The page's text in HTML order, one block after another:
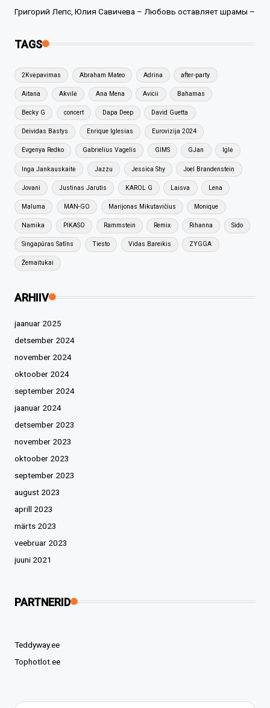
Григорий Лепс, Юлия Савичева – Любовь оставляет шрамы –
TAGS
2Kvėpavimas Abraham Mateo Adrina after-party
Aitana Akvilė Ana Mena Avicii Bahamas
Becky G concert Dapa Deep David Guetta
Deividas Bastys Enrique Iglesias Eurovizija 2024
Evgenya Redko Gabrielius Vagelis GIMS GJan Iglė
Inga Jankauskaitė Jazzu Jessica Shy Joel Brandenstein
Jovani Justinas Jarutis KAROL G Laisva Lena
Maluma MAN-GO Marijonas Mikutavičius Monique
Namika PIKASO Rammstein Remix Rihanna Sido
Singapūras Satīns Tiesto Vidas Bareikis ZYGGA
Žemaitukai
ARHIIV
jaanuar 2025
detsember 2024
november 2024
oktoober 2024
september 2024
jaanuar 2024
detsember 2023
november 2023
oktoober 2023
september 2023
august 2023
aprill 2023
märts 2023
veebruar 2023
juuni 2021
PARTNERID
Teddyway.ee
Tophotlot.ee